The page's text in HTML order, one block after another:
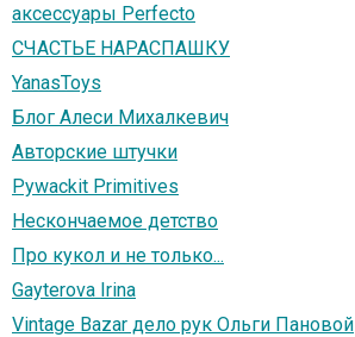
аксессуары Perfecto
СЧАСТЬЕ НАРАСПАШКУ
YanasToys
Блог Алеси Михалкевич
Авторские штучки
Pywackit Primitives
Нескончаемое детство
Про кукол и не только...
Gayterova Irina
Vintage Bazar дело рук Ольги Пановой